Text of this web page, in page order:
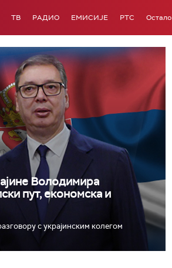
ТВ РАДИО ЕМИСИЈЕ РТС Остало
Володимира
пут, економска и
с украјинским колегом